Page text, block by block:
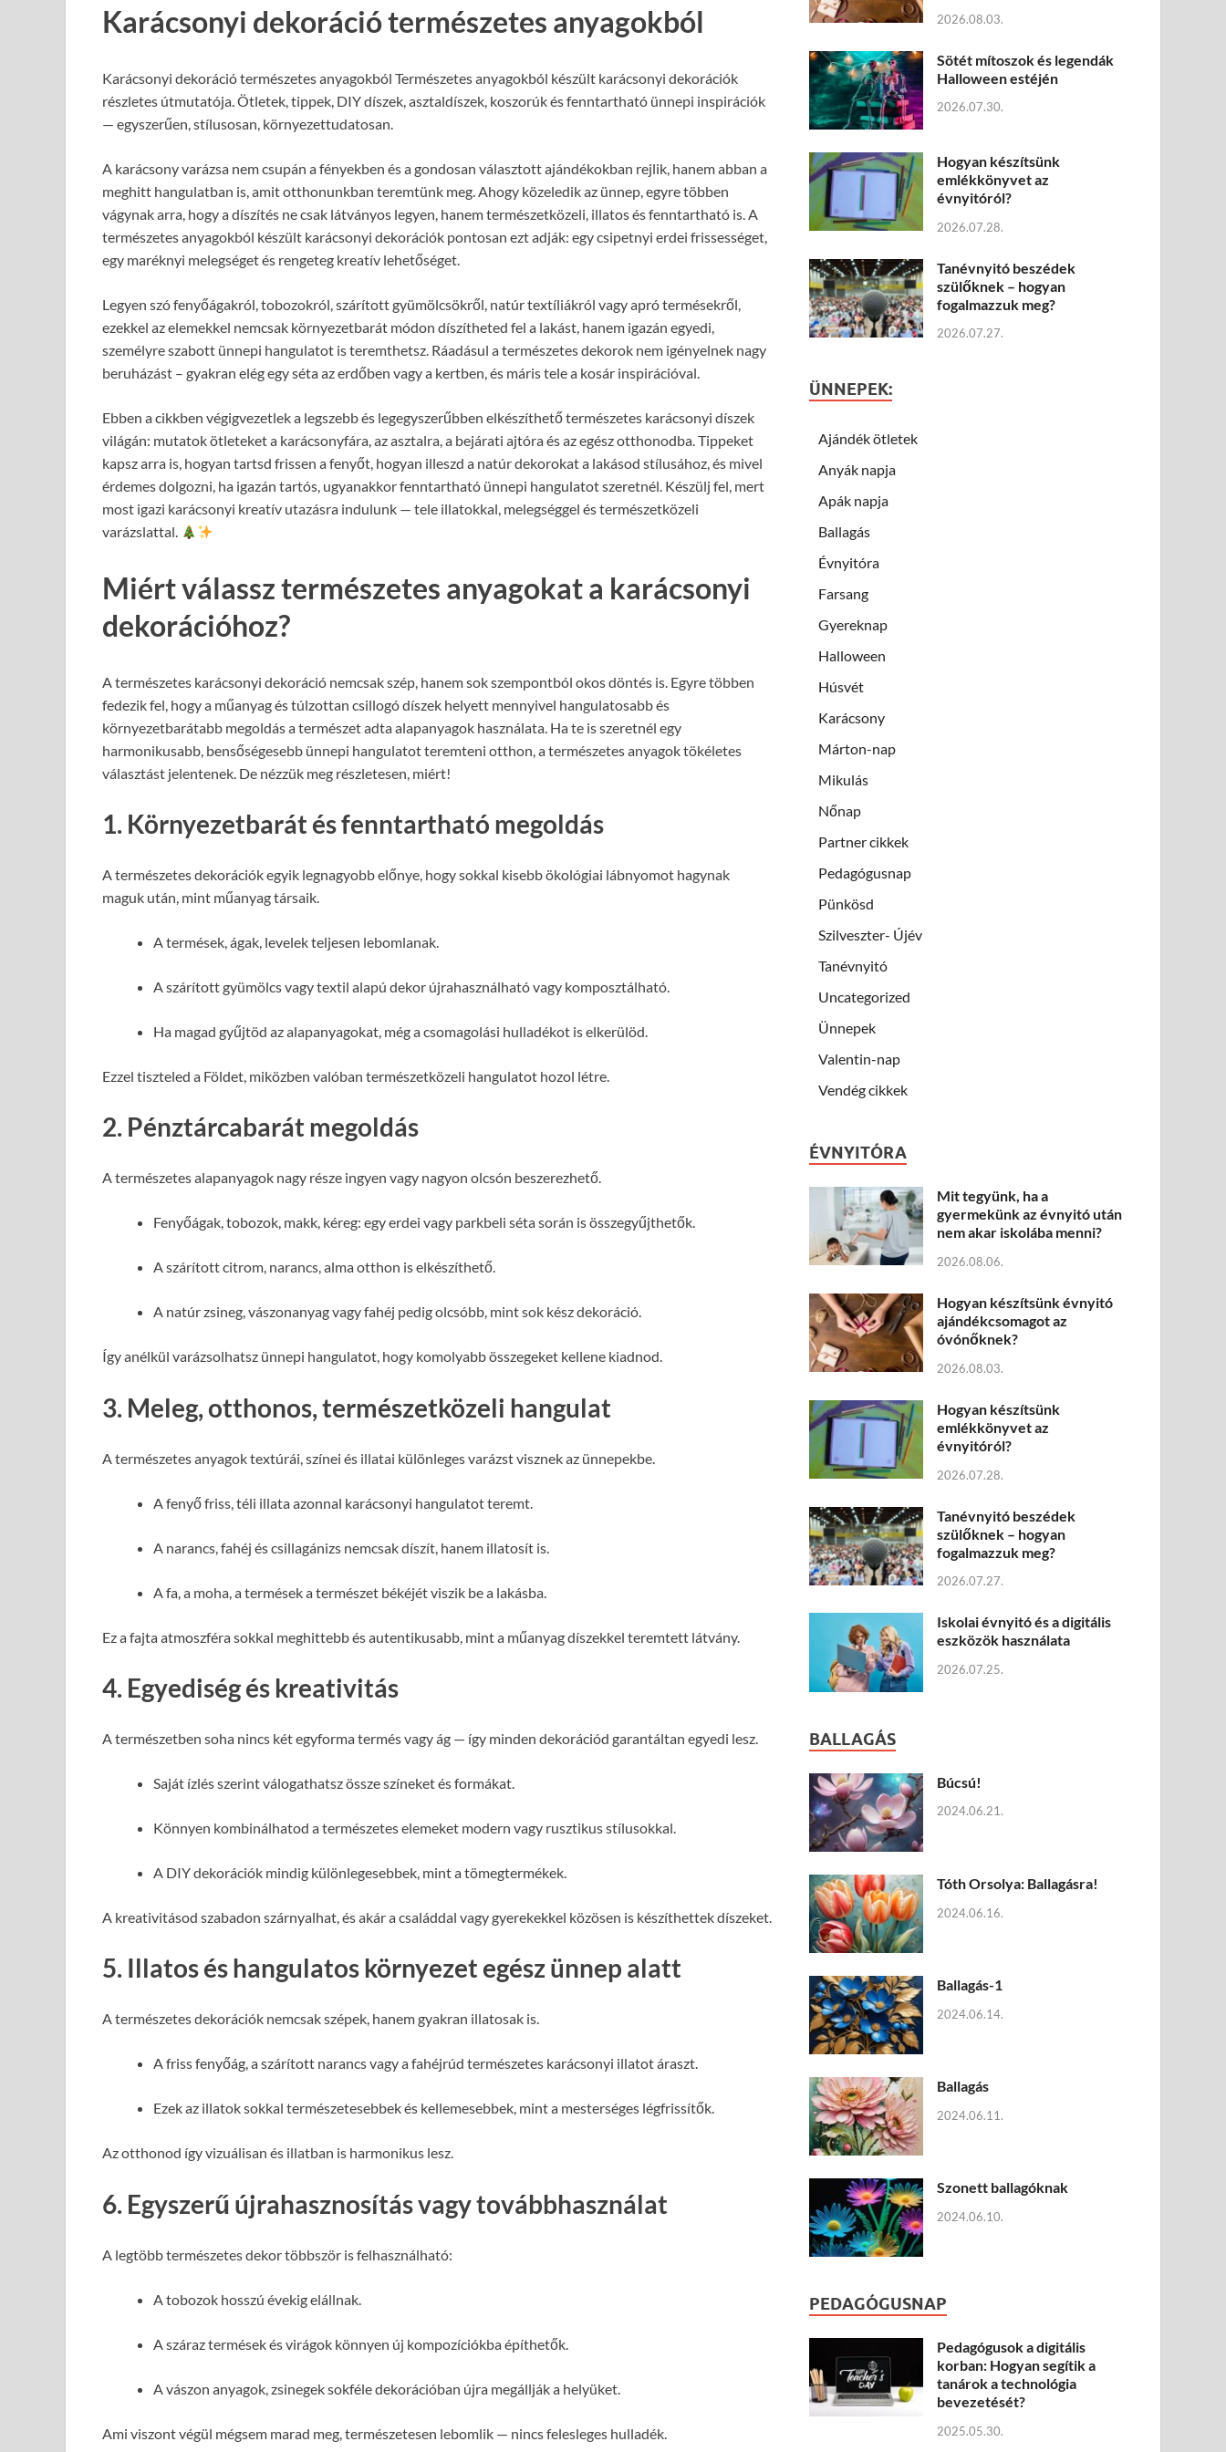
Karácsonyi dekoráció természetes anyagokból
Karácsonyi dekoráció természetes anyagokból Természetes anyagokból készült karácsonyi dekorációk
részletes útmutatója. Ötletek, tippek, DIY díszek, asztaldíszek, koszorúk és fenntartható ünnepi inspirációk
— egyszerűen, stílusosan, környezettudatosan.
A karácsony varázsa nem csupán a fényekben és a gondosan választott ajándékokban rejlik, hanem abban a
meghitt hangulatban is, amit otthonunkban teremtünk meg. Ahogy közeledik az ünnep, egyre többen
vágynak arra, hogy a díszítés ne csak látványos legyen, hanem természetközeli, illatos és fenntartható is. A
természetes anyagokból készült karácsonyi dekorációk pontosan ezt adják: egy csipetnyi erdei frissességet,
egy maréknyi melegséget és rengeteg kreatív lehetőséget.
Legyen szó fenyőágakról, tobozokról, szárított gyümölcsökről, natúr textíliákról vagy apró termésekről,
ezekkel az elemekkel nemcsak környezetbarát módon díszítheted fel a lakást, hanem igazán egyedi,
személyre szabott ünnepi hangulatot is teremthetsz. Ráadásul a természetes dekorok nem igényelnek nagy
beruházást – gyakran elég egy séta az erdőben vagy a kertben, és máris tele a kosár inspirációval.
Ebben a cikkben végigvezetlek a legszebb és legegyszerűbben elkészíthető természetes karácsonyi díszek
világán: mutatok ötleteket a karácsonyfára, az asztalra, a bejárati ajtóra és az egész otthonodba. Tippeket
kapsz arra is, hogyan tartsd frissen a fenyőt, hogyan illeszd a natúr dekorokat a lakásod stílusához, és mivel
érdemes dolgozni, ha igazán tartós, ugyanakkor fenntartható ünnepi hangulatot szeretnél. Készülj fel, mert
most igazi karácsonyi kreatív utazásra indulunk — tele illatokkal, melegséggel és természetközeli
varázslattal.
Miért válassz természetes anyagokat a karácsonyi
dekorációhoz?
A természetes karácsonyi dekoráció nemcsak szép, hanem sok szempontból okos döntés is. Egyre többen
fedezik fel, hogy a műanyag és túlzottan csillogó díszek helyett mennyivel hangulatosabb és
környezetbarátabb megoldás a természet adta alapanyagok használata. Ha te is szeretnél egy
harmonikusabb, bensőségesebb ünnepi hangulatot teremteni otthon, a természetes anyagok tökéletes
választást jelentenek. De nézzük meg részletesen, miért!
1. Környezetbarát és fenntartható megoldás
A természetes dekorációk egyik legnagyobb előnye, hogy sokkal kisebb ökológiai lábnyomot hagynak
maguk után, mint műanyag társaik.
A termések, ágak, levelek teljesen lebomlanak.
A szárított gyümölcs vagy textil alapú dekor újrahasználható vagy komposztálható.
Ha magad gyűjtöd az alapanyagokat, még a csomagolási hulladékot is elkerülöd.
Ezzel tiszteled a Földet, miközben valóban természetközeli hangulatot hozol létre.
2. Pénztárcabarát megoldás
A természetes alapanyagok nagy része ingyen vagy nagyon olcsón beszerezhető.
Fenyőágak, tobozok, makk, kéreg: egy erdei vagy parkbeli séta során is összegyűjthetők.
A szárított citrom, narancs, alma otthon is elkészíthető.
A natúr zsineg, vászonanyag vagy fahéj pedig olcsóbb, mint sok kész dekoráció.
Így anélkül varázsolhatsz ünnepi hangulatot, hogy komolyabb összegeket kellene kiadnod.
3. Meleg, otthonos, természetközeli hangulat
A természetes anyagok textúrái, színei és illatai különleges varázst visznek az ünnepekbe.
A fenyő friss, téli illata azonnal karácsonyi hangulatot teremt.
A narancs, fahéj és csillagánizs nemcsak díszít, hanem illatosít is.
A fa, a moha, a termések a természet békéjét viszik be a lakásba.
Ez a fajta atmoszféra sokkal meghittebb és autentikusabb, mint a műanyag díszekkel teremtett látvány.
4. Egyediség és kreativitás
A természetben soha nincs két egyforma termés vagy ág — így minden dekorációd garantáltan egyedi lesz.
Saját ízlés szerint válogathatsz össze színeket és formákat.
Könnyen kombinálhatod a természetes elemeket modern vagy rusztikus stílusokkal.
A DIY dekorációk mindig különlegesebbek, mint a tömegtermékek.
A kreativitásod szabadon szárnyalhat, és akár a családdal vagy gyerekekkel közösen is készíthettek díszeket.
5. Illatos és hangulatos környezet egész ünnep alatt
A természetes dekorációk nemcsak szépek, hanem gyakran illatosak is.
A friss fenyőág, a szárított narancs vagy a fahéjrúd természetes karácsonyi illatot áraszt.
Ezek az illatok sokkal természetesebbek és kellemesebbek, mint a mesterséges légfrissítők.
Az otthonod így vizuálisan és illatban is harmonikus lesz.
6. Egyszerű újrahasznosítás vagy továbbhasználat
A legtöbb természetes dekor többször is felhasználható:
A tobozok hosszú évekig elállnak.
A száraz termések és virágok könnyen új kompozíciókba építhetők.
A vászon anyagok, zsinegek sokféle dekorációban újra megállják a helyüket.
Ami viszont végül mégsem marad meg, természetesen lebomlik — nincs felesleges hulladék.
2026.08.03.
Sötét mítoszok és legendák
Halloween estéjén
2026.07.30.
Hogyan készítsünk
emlékkönyvet az
évnyitóról?
2026.07.28.
Tanévnyitó beszédek
szülőknek – hogyan
fogalmazzuk meg?
2026.07.27.
ÜNNEPEK:
Ajándék ötletek
Anyák napja
Apák napja
Ballagás
Évnyitóra
Farsang
Gyereknap
Halloween
Húsvét
Karácsony
Márton-nap
Mikulás
Nőnap
Partner cikkek
Pedagógusnap
Pünkösd
Szilveszter- Újév
Tanévnyitó
Uncategorized
Ünnepek
Valentin-nap
Vendég cikkek
ÉVNYITÓRA
Mit tegyünk, ha a
gyermekünk az évnyitó után
nem akar iskolába menni?
2026.08.06.
Hogyan készítsünk évnyitó
ajándékcsomagot az
óvónőknek?
2026.08.03.
Hogyan készítsünk
emlékkönyvet az
évnyitóról?
2026.07.28.
Tanévnyitó beszédek
szülőknek – hogyan
fogalmazzuk meg?
2026.07.27.
Iskolai évnyitó és a digitális
eszközök használata
2026.07.25.
BALLAGÁS
Búcsú!
2024.06.21.
Tóth Orsolya: Ballagásra!
2024.06.16.
Ballagás-1
2024.06.14.
Ballagás
2024.06.11.
Szonett ballagóknak
2024.06.10.
PEDAGÓGUSNAP
Pedagógusok a digitális
korban: Hogyan segítik a
tanárok a technológia
bevezetését?
2025.05.30.